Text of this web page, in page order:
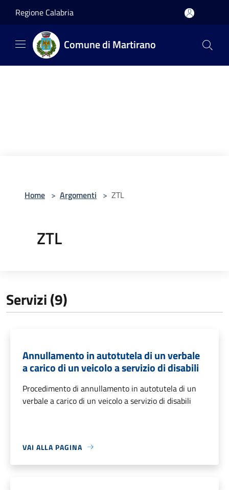
Regione Calabria
Comune di Martirano
Home > Argomenti > ZTL
ZTL
Servizi (9)
Annullamento in autotutela di un verbale
a carico di un veicolo a servizio di disabili
Procedimento di annullamento in autotutela di un
verbale a carico di un veicolo a servizio di disabili
VAI ALLA PAGINA